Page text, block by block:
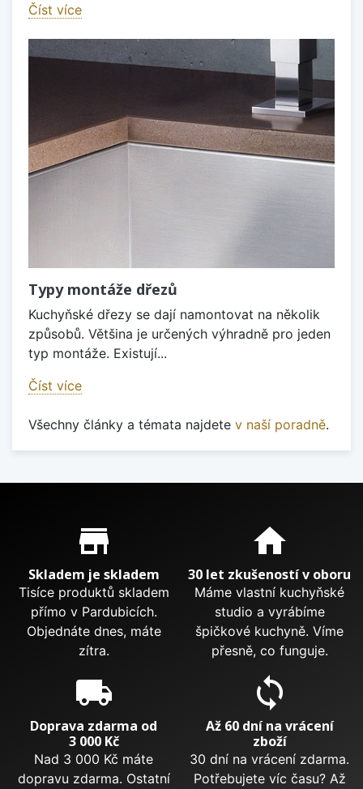
Číst více
Typy montáže dřezů
Kuchyňské dřezy se dají namontovat na několik
způsobů. Většina je určených výhradně pro jeden
typ montáže. Existují...
Číst více
Všechny články a témata najdete v naší poradně.
Proč nakupovat u nás?
store_mall_directory
Skladem je skladem
Tisíce produktů skladem
přímo v Pardubicích.
Objednáte dnes, máte
zítra.
home
30 let zkušeností v oboru
Máme vlastní kuchyňské
studio a vyrábíme
špičkové kuchyně. Víme
přesně, co funguje.
local_shipping
Doprava zdarma od
3 000 Kč
Nad 3 000 Kč máte
dopravu zdarma. Ostatní
sync
Až 60 dní na vrácení
zboží
30 dní na vrácení zdarma.
Potřebujete víc času? Až